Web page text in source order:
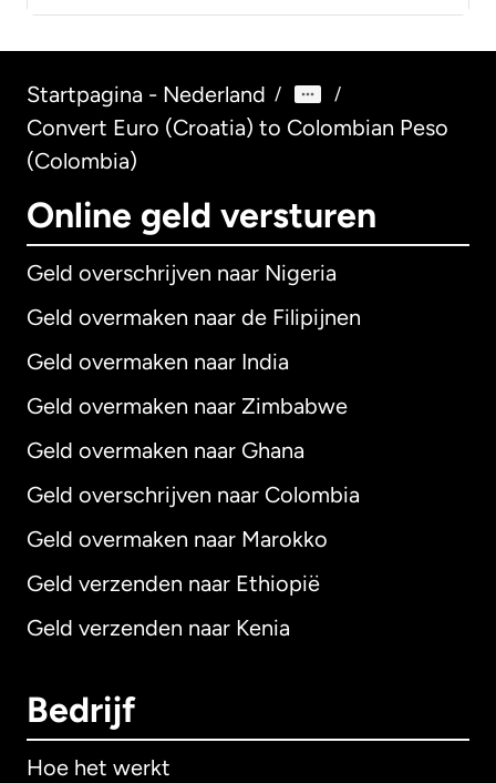
Startpagina - Nederland / /
Convert Euro (Croatia) to Colombian Peso
(Colombia)
Online geld versturen
Geld overschrijven naar Nigeria
Geld overmaken naar de Filipijnen
Geld overmaken naar India
Geld overmaken naar Zimbabwe
Geld overmaken naar Ghana
Geld overschrijven naar Colombia
Geld overmaken naar Marokko
Geld verzenden naar Ethiopië
Geld verzenden naar Kenia
Bedrijf
Hoe het werkt